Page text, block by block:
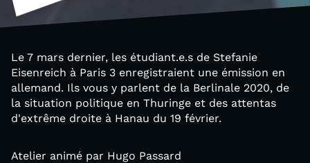
Le 7 mars dernier, les étudiant.e.s de Stefanie
Eisenreich à Paris 3 enregistraient une émission en
allemand. Ils vous y parlent de la Berlinale 2020, de
la situation politique en Thuringe et des attentas
d'extrême droite à Hanau du 19 février.
Atelier animé par Hugo Passard